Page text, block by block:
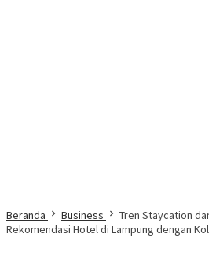
Beranda Business
Tren Staycation
Rekomendasi Hotel di Lampung dengan